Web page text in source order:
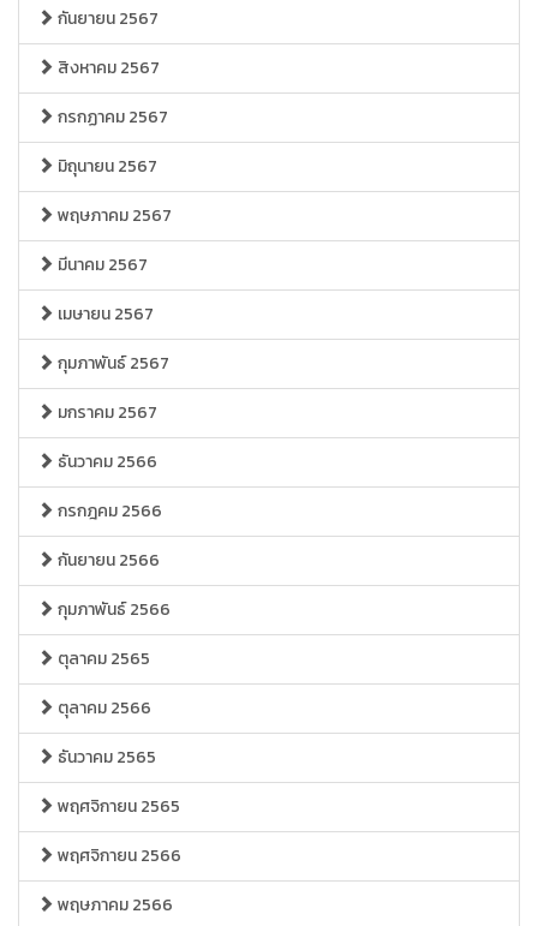
กันยายน 2567
สิงหาคม 2567
กรกฏาคม 2567
มิถุนายน 2567
พฤษภาคม 2567
มีนาคม 2567
เมษายน 2567
กุมภาพันธ์ 2567
มกราคม 2567
ธันวาคม 2566
กรกฎคม 2566
กันยายน 2566
กุมภาพันธ์ 2566
ตุลาคม 2565
ตุลาคม 2566
ธันวาคม 2565
พฤศจิกายน 2565
พฤศจิกายน 2566
พฤษภาคม 2566